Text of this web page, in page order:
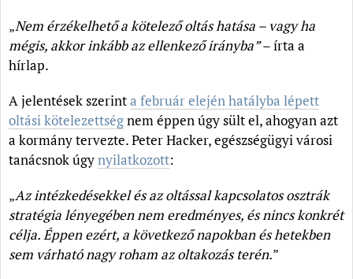
„Nem érzékelhető a kötelező oltás hatása – vagy ha
mégis, akkor inkább az ellenkező irányba”– írta a
hírlap.
A jelentések szerinta február elején hatályba lépett
oltási kötelezettségnem éppen úgy sült el, ahogyan azt
a kormány tervezte. Peter Hacker, egészségügyi városi
tanácsnok úgynyilatkozott:
„Az intézkedésekkel és az oltással kapcsolatos osztrák
stratégia lényegében nem eredményes, és nincs konkrét
célja. Éppen ezért, a következő napokban és hetekben
sem várható nagy roham az oltakozás terén.”